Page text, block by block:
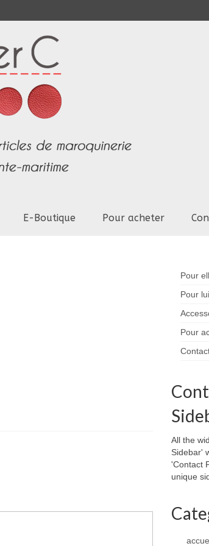
E-Boutique Pour acheter
Pour
Pour
Pour
All the
Sidebar'
'Contact
unique